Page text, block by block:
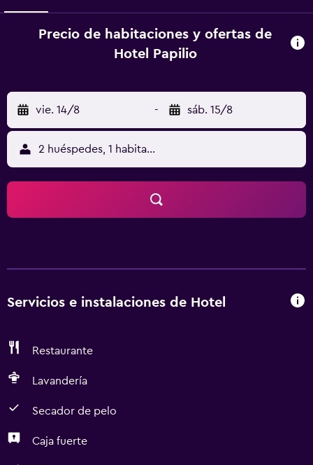
Precio de habitaciones y ofertas de
Hotel Papilio
vie. 14/8 - sáb. 15/8
2 huéspedes, 1 habitación
Servicios e instalaciones de Hotel
Restaurante
Lavandería
Secador de pelo
Caja fuerte